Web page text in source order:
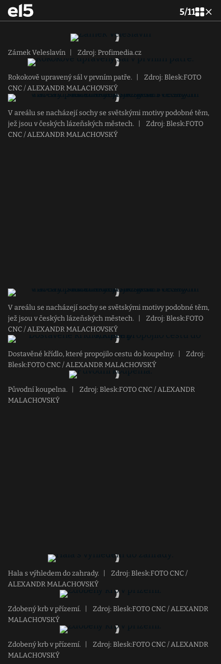
5/11
Zámek Veleslavín Zdroj: Profimedia.cz
Rokokově upravený sál v prvním patře.
Zdroj: Blesk:FOTO
CNC / ALEXANDR MALACHOVSKÝ
V areálu se nacházejí sochy se světskými motivy podobné těm,
jež jsou v českých lázeňských městech.
Zdroj: Blesk:FOTO
CNC / ALEXANDR MALACHOVSKÝ
V areálu se nacházejí sochy se světskými motivy podobné těm,
jež jsou v českých lázeňských městech.
Zdroj: Blesk:FOTO
CNC / ALEXANDR MALACHOVSKÝ
Dostavěné křídlo, které propojilo cestu do koupelny.
Zdroj:
Blesk:FOTO CNC / ALEXANDR MALACHOVSKÝ
Původní koupelna.
Zdroj: Blesk:FOTO CNC / ALEXANDR
MALACHOVSKÝ
Hala s výhledem do zahrady.
Zdroj: Blesk:FOTO CNC /
ALEXANDR MALACHOVSKÝ
Zdobený krb v přízemí.
Zdroj: Blesk:FOTO CNC / ALEXANDR
MALACHOVSKÝ
Zdobený krb v přízemí.
Zdroj: Blesk:FOTO CNC / ALEXANDR
MALACHOVSKÝ